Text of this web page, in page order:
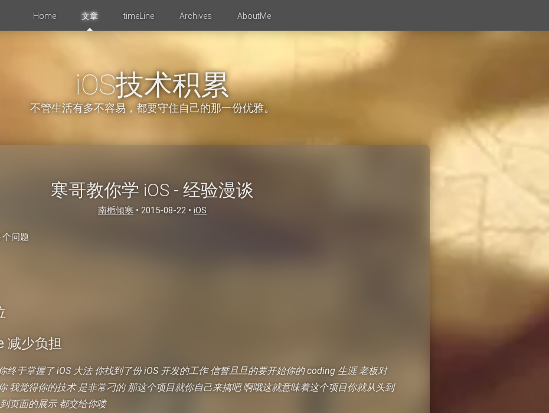
Home 文章 timeLine Archives AboutMe
iOS技术积累
不管生活有多不容易，都要守住自己的那一份优雅。
寒哥教你学 iOS - 经验漫谈
南栀倾寒 • 2015-08-22• iOS
问题
减少负担
终于掌握了 iOS 大法 你找到了份 iOS 开发的工作 信誓旦旦的要开始你的 coding 生涯 老板对
我觉得你的技术 是非常刁的 那这个项目就你自己来搞吧 啊哦这就意味着这个项目你就从头到
页面的展示 都交给你喽